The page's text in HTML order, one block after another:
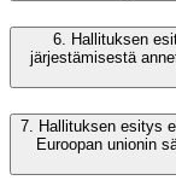
6. Hallituksen
järjestämisestä
7.
Hallituksen esitys
Euroopan unionin